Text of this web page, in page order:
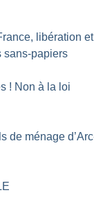
libération et
sans-papiers
! Non à la loi
de ménage